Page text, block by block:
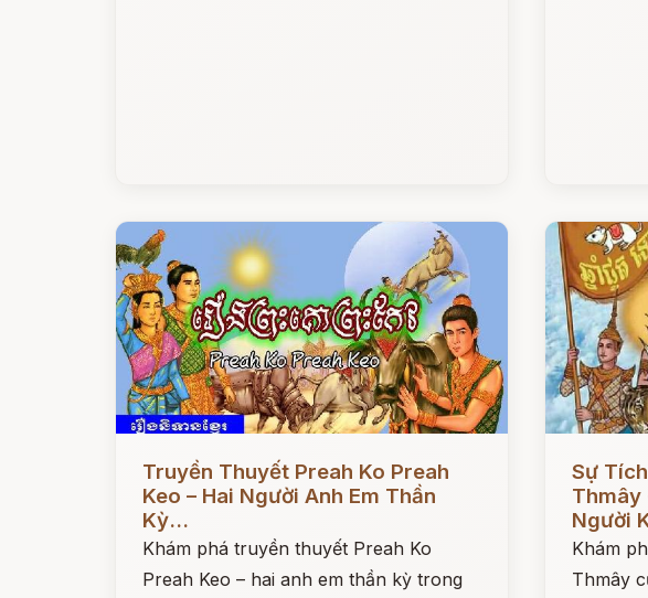
Đọc ngay
Truyền Thuyết Preah Ko Preah
Keo – Hai Người Anh Em Thần
Kỳ...
Khám phá truyền thuyết Preah Ko
Preah Keo – hai anh em thần kỳ trong
Sự
Thmây
Người
Khám
Thmây